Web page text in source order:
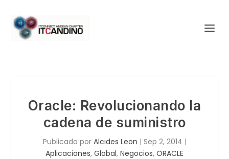
Oracle: Revolucionando la
cadena de suministro
Publicado por Alcides Leon | Sep 2, 2014 |
Aplicaciones, Global, Negocios, ORACLE